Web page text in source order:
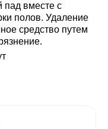
пад вместе с
полов. Удаление
средство путем